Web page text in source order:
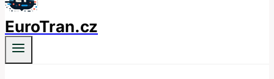
EuroTran.cz